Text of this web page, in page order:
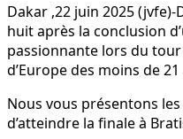
Dakar ,22 juin 2025
huit après la conclusion
passionnante lors du
d’Europe des moins de 21
Nous vous présentons
d’atteindre la finale à